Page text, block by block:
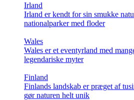
Irland
Irland er kendt for sin smukke
nationalparker med floder
Wales
Wales er et eventyrland med
legendariske myter
Finland
Finlands landskab er præget af
gør naturen helt unik